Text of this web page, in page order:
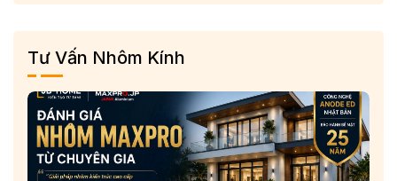
Tư Vấn Nhôm Kính